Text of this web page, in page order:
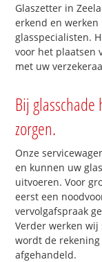
Glaszetter in
erkend en
glasspecialisten.
voor het plaatsen
met uw
Bij
zorgen.
Onze
en kunnen uw
uitvoeren. Voor
eerst een
vervolgafspraak
Verder werken wij
wordt de
afgehandeld.